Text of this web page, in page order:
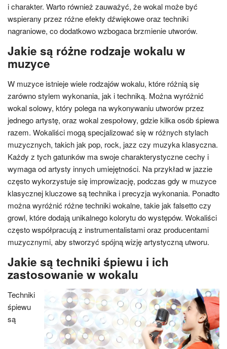
i charakter. Warto również zauważyć, że wokal może być
wspierany przez różne efekty dźwiękowe oraz techniki
nagraniowe, co dodatkowo wzbogaca brzmienie utworów.
Jakie są różne rodzaje wokalu w
muzyce
W muzyce istnieje wiele rodzajów wokalu, które różnią się
zarówno stylem wykonania, jak i techniką. Można wyróżnić
wokal solowy, który polega na wykonywaniu utworów przez
jednego artystę, oraz wokal zespołowy, gdzie kilka osób śpiewa
razem. Wokaliści mogą specjalizować się w różnych stylach
muzycznych, takich jak pop, rock, jazz czy muzyka klasyczna.
Każdy z tych gatunków ma swoje charakterystyczne cechy i
wymaga od artysty innych umiejętności. Na przykład w jazzie
często wykorzystuje się improwizację, podczas gdy w muzyce
klasycznej kluczowe są technika i precyzja wykonania. Ponadto
można wyróżnić różne techniki wokalne, takie jak falsetto czy
growl, które dodają unikalnego kolorytu do występów. Wokaliści
często współpracują z instrumentalistami oraz producentami
muzycznymi, aby stworzyć spójną wizję artystyczną utworu.
Jakie są techniki śpiewu i ich
zastosowanie w wokalu
Techniki
śpiewu
są